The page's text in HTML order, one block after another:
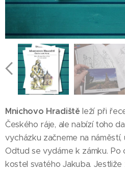
Mnichovo Hradištěleží při
Českého ráje, ale nabízí toho
vycházku začneme na
Odtud se vydáme k zámku.
kostel svatého Jakuba.